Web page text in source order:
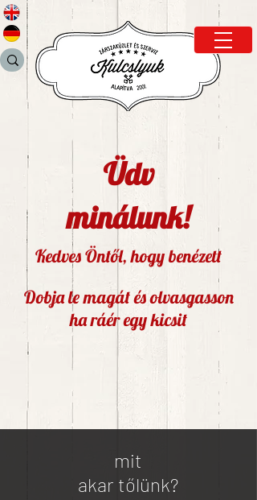
Üdv
minálunk!
Kedves Öntől, hogy benézett
Dobja le magát és olvasgasson
ha ráér egy kicsit
mit
akar tőlünk?